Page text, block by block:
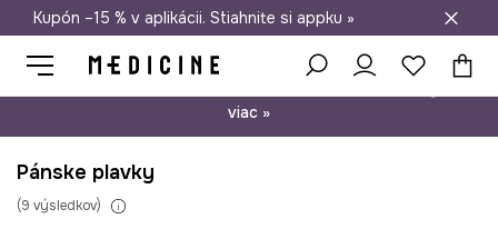
Doprava zadarmo od 50 €
Kupón –15 % v aplikácii. Stiahnite si appku »
viac »
Pánske plavky
(9 výsledkov)